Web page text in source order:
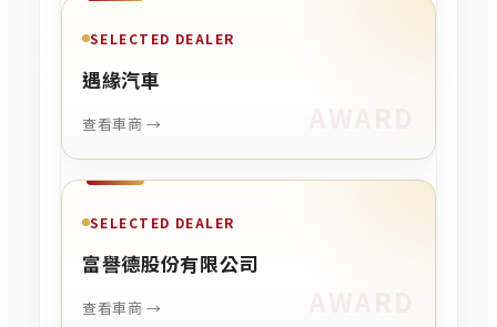
SELECTED DEALER
遇緣汽車
查看車商 →
SELECTED DEALER
富譽德股份有限公司
查看車商 →